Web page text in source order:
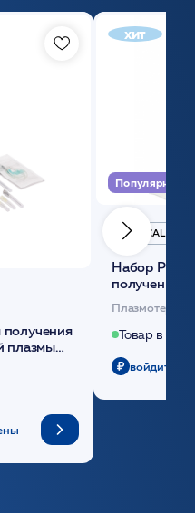
плазмы
хит
Популярный
MEDICAL CASE
Набор Plasmoactive Стандарт для
получения
плазмы
Товар в
войдите